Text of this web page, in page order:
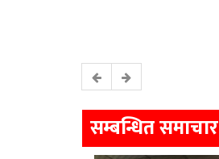
सम्बन्धित समाचार